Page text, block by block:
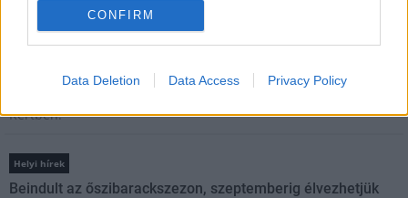
CONFIRM
Data Deletion Data Access Privacy Policy
Brandnyúl mini disco
Kertben!
Helyi hírek
Beindult az őszibarackszezon, szeptemberig élvezhetjük